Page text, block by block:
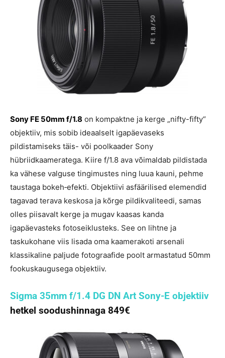
Sony FE 50mm f/1.8 on kompaktne ja kerge „nifty-fifty“
objektiiv, mis sobib ideaalselt igapäevaseks
pildistamiseks täis- või poolkaader Sony
hübriidkaameratega. Kiire f/1.8 ava võimaldab pildistada
ka vähese valguse tingimustes ning luua kauni, pehme
taustaga bokeh‑efekti. Objektiivi asfäärilised elemendid
tagavad terava keskosa ja kõrge pildikvaliteedi, samas
olles piisavalt kerge ja mugav kaasas kanda
igapäevasteks fotoseiklusteks. See on lihtne ja
taskukohane viis lisada oma kaamerakoti arsenali
klassikaline paljude fotograafide poolt armastatud 50mm
fookuskaugusega objektiiv.
Sigma 35mm f/1.4 DG DN Art Sony-E objektiiv
hetkel soodushinnaga 849€